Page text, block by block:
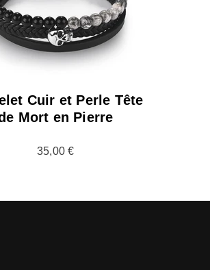
Cuir et Perle Tête
Mort en Pierre
35,00 €